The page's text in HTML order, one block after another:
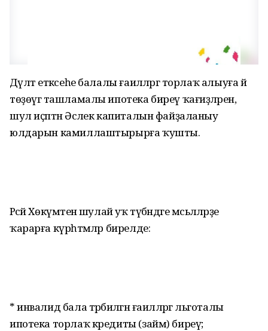
Дәүләт етәксеһе балалы ғаиләләргә торлаҡ алыуға йә
төҙөүгә ташламалы ипотека биреү ҡағиҙәләрен,
шул иҫәптән Әсәлек капиталын файҙаланыу
юлдарын камиллаштырырға ҡушты.
Рәсәй Хөкүмәтенә шулай уҡ түбәндәге мәсьәләләрҙе
ҡарарға күрһәтмәләр бирелде:
* инвалид бала тәрбиәләгән ғаиләләргә льготалы
ипотека торлаҡ кредиты (займ) биреү;